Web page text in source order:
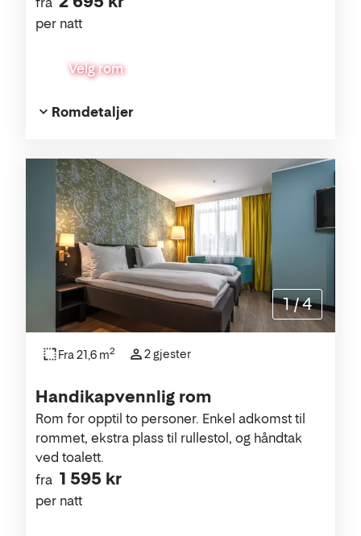
per natt
Velg rom
Romdetaljer
Handikapvennlig rom
fra 1 595 kr
per natt
Rom for opptil to personer. Enkel adkomst til
rommet, ekstra plass til rullestol, og håndtak
ved toalett.
Fra 21,6 m2 2 gjester
1 /4